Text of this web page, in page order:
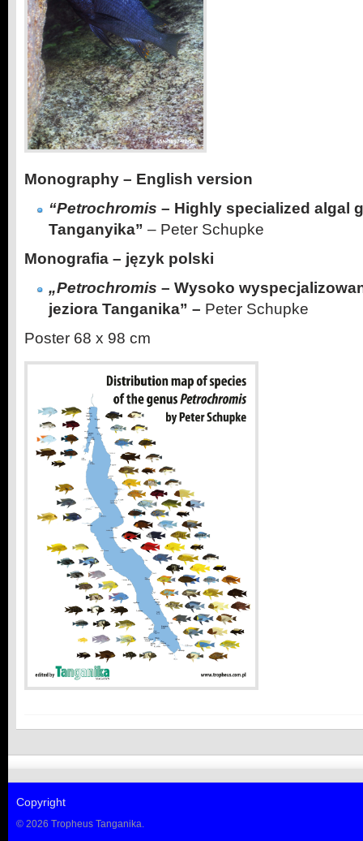
Monography – English version
“Petrochromis – Highly specialized algal
Tanganyika” – Peter Schupke
Monografia – język polski
„Petrochromis – Wysoko
jeziora Tanganika” – Peter Schupke
Poster 68 x 98 cm
Copyright
© 2026 Tropheus Tanganika.